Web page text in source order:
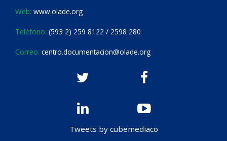
Web: www.olade.org
Teléfono: (593 2) 259 8122 / 2598 280
Correo: centro.documentacion@olade.org
Tweets by cubemediaco